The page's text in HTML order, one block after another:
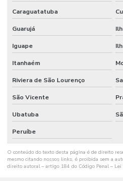
Caraguatatuba
Guarujá
Iguape
Itanhaém
Riviera de São Lourenço
São Vicente
Ubatuba
Peruíbe
O conteúdo do texto desta página é de direito
mesmo citando nossos links, é proibida sem a
direito autoral – artigo 184 do Código Penal –